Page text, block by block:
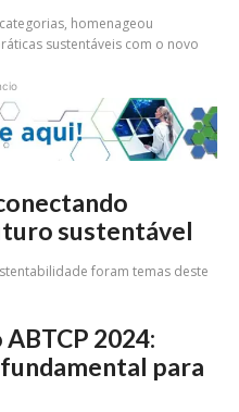
homenageou
sustentáveis com o novo
sustentável
foram temas deste
2024:
para